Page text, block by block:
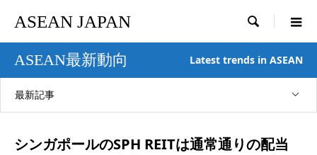
ASEAN JAPAN 
ASEAN最新動向 Latest trends in ASEAN
最新記事
シンガポールのSPH REITは通常通りの配当